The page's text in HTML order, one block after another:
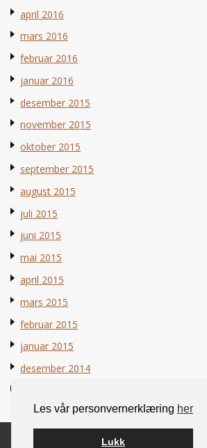
Les vår personvernerklæring her
Lukk
april 2016
mars 2016
februar 2016
januar 2016
desember 2015
november 2015
oktober 2015
september 2015
august 2015
juli 2015
juni 2015
mai 2015
april 2015
mars 2015
februar 2015
januar 2015
desember 2014
© 2026 Norsk Berner